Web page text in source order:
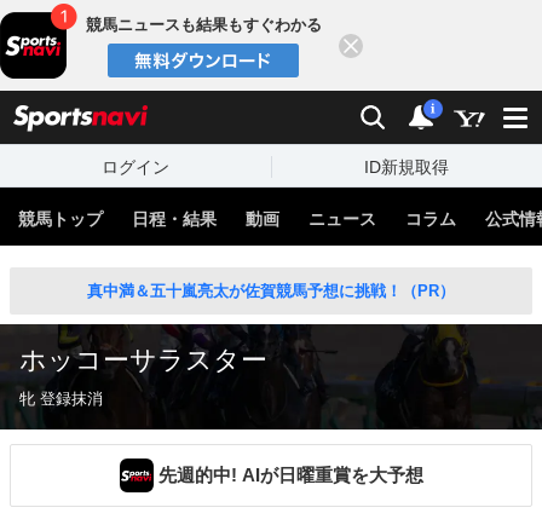
競馬ニュースも結果もすぐわかる
検索 通知
i
ログイン ID新規取得
競馬トップ 日程・結果 動画 ニュース コラム 公式情
真中満＆五十嵐亮太が佐賀競馬予想に挑戦！（PR）
ホッコーサラスター
牝 登録抹消
先週的中! AIが日曜重賞を大予想